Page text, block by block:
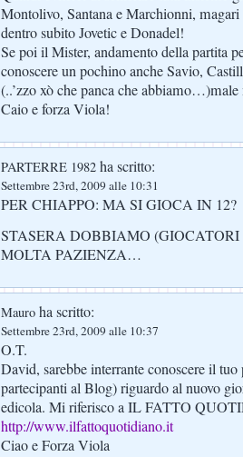
Montolivo, Santana e Marchionni,
dentro subito Jovetic e Donadel!
Se poi il Mister, andamento della partita
conoscere un pochino anche Savio,
(..’zzo xò che panca che
Caio e forza Viola!
PARTERRE 1982 ha scritto:
Settembre 23rd, 2009 alle 10:31
PER CHIAPPO: MA SI GIOCA IN 12?
STASERA DOBBIAMO (GIOCATORI
MOLTA PAZIENZA…
Mauro ha scritto:
Settembre 23rd, 2009 alle 10:37
O.T.
David, sarebbe interrante conoscere il
partecipanti al Blog) riguardo al nuovo
edicola. Mi riferisco a IL FATTO
http://www.ilfattoquotidiano.it
Ciao e Forza Viola